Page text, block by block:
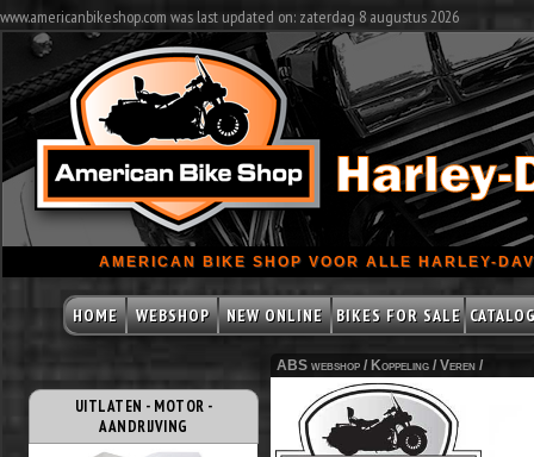
www.americanbikeshop.com was last updated on: zaterdag 8 augustus 2026
AMERICAN BIKE SHOP VOOR ALLE HARLEY-
HOME WEBSHOP NEW ONLINE BIKES FOR SALE
UITLATEN - MOTOR -
AANDRIJVING
ABS webshop / Koppeling / Veren /